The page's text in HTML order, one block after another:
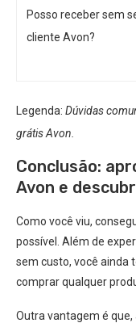
Posso receber sem
cliente Avon?
Legenda: Dúvidas
grátis Avon.
Conclusão:
Avon e
Como você viu,
possível. Além de
sem custo, você ainda
comprar qualquer
Outra vantagem é